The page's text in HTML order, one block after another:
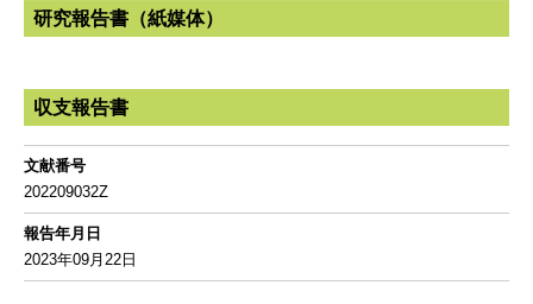
研究報告書（紙媒体）
収支報告書
文献番号
202209032Z
報告年月日
2023年09月22日